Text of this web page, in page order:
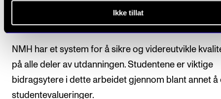
Ikke tillat
Kvalitet i utdanningen
NMH har et system for å sikre og videreutvikle
på alle deler av utdanningen. Studentene er viktige
bidragsytere i dette arbeidet gjennom blant annet å
studentevalueringer.